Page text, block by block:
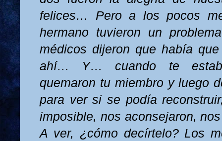
felices… Pero a los pocos
hermano tuvieron un
médicos dijeron que había
ahí… Y… cuando te
quemaron tu miembro y luego
para ver si se podía
imposible, nos aconsejaron,
A ver, ¿cómo decírtelo? Los